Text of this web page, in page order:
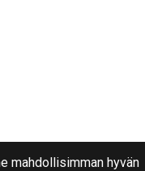
mahdollisimman hyvän